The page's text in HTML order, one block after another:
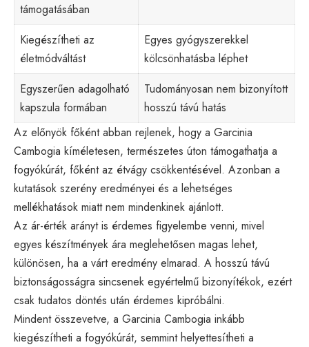
támogatásában
Kiegészítheti az
életmódváltást
Egyes gyógyszerekkel
kölcsönhatásba léphet
Egyszerűen adagolható
kapszula formában
Tudományosan nem bizonyított
hosszú távú hatás
Az előnyök főként abban rejlenek, hogy a Garcinia
Cambogia kíméletesen, természetes úton támogathatja a
fogyókúrát, főként az étvágy csökkentésével. Azonban a
kutatások szerény eredményei és a lehetséges
mellékhatások miatt nem mindenkinek ajánlott.
Az ár-érték arányt is érdemes figyelembe venni, mivel
egyes készítmények ára meglehetősen magas lehet,
különösen, ha a várt eredmény elmarad. A hosszú távú
biztonságosságra sincsenek egyértelmű bizonyítékok, ezért
csak tudatos döntés után érdemes kipróbálni.
Mindent összevetve, a Garcinia Cambogia inkább
kiegészítheti a fogyókúrát, semmint helyettesítheti a